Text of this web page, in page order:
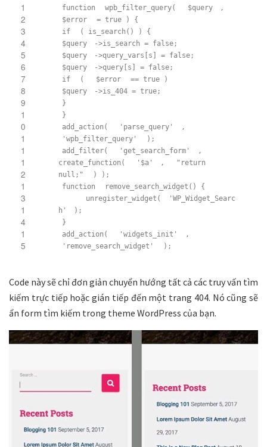
1
2
3
4
5
6
7
8
9
1
0
1
1
1
2
1
3
1
4
1
5
function wpb_filter_query( $query
,
$error
= true ) {
if
( is_search() ) {
$query
->is_search = false;
$query
->query_vars[s] = false;
$query
->query[s] = false;
if
( $error
== true )
$query
->is_404 = true;
}
}
add_action(
'parse_query'
,
'wpb_filter_query'
);
add_filter(
'get_search_form'
,
create_function(
'$a' ,
"return
null;"
) );
function
remove_search_widget() {
unregister_widget(
'WP_Widget_Searc
h'
);
}
add_action(
'widgets_init'
,
'remove_search_widget'
);
Code này sẽ chỉ đơn giản chuyển hướng tất cả các truy vấn tìm
kiếm trực tiếp hoặc gián tiếp đến một trang 404. Nó cũng sẽ
ẩn form tìm kiếm trong theme WordPress của bạn.